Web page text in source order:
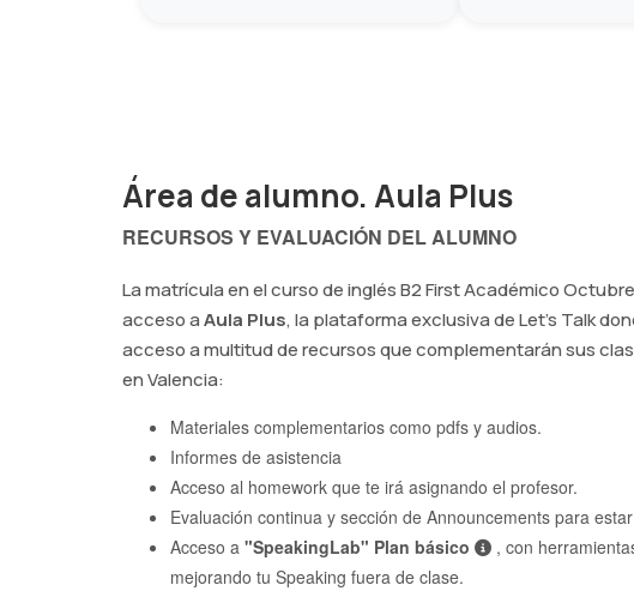
Área de alumno. Aula Plus
RECURSOS Y EVALUACIÓN DEL ALUMNO
La matrícula en el curso de inglés B2 First Académico
acceso aAula Plus, la plataforma exclusiva de Let's Talk
acceso a multitud de recursos que complementarán sus
en Valencia:
Materiales complementarios como pdfs y audios.
Informes de asistencia
Acceso al homework que te irá asignando el profesor.
Evaluación continua y sección de Announcements para
Acceso a "SpeakingLab" Plan básico
, con
mejorando tu Speaking fuera de clase.